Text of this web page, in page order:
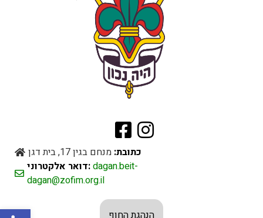
כתובת: מנחם בגין 17, בית דגן
דואר אלקטרוני:dagan.beit-
dagan@zofim.org.il
הנהגת החוף